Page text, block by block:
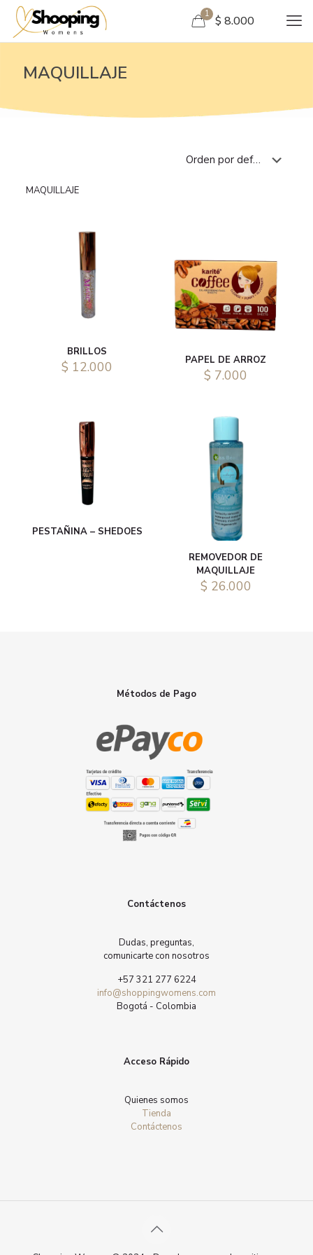
1 $ 8.000
MAQUILLAJE
MAQUILLAJE
BRILLOS
$ 12.000 PAPEL DE ARROZ
$ 7.000
PESTAÑINA – SHEDOES
REMOVEDOR DE
MAQUILLAJE
$ 26.000
Métodos de Pago
Contáctenos
Dudas, preguntas,
comunicarte con nosotros
+57 321 277 6224
info@shoppingwomens.com
Bogotá - Colombia
Acceso Rápido
Quienes somos
Tienda
Contáctenos